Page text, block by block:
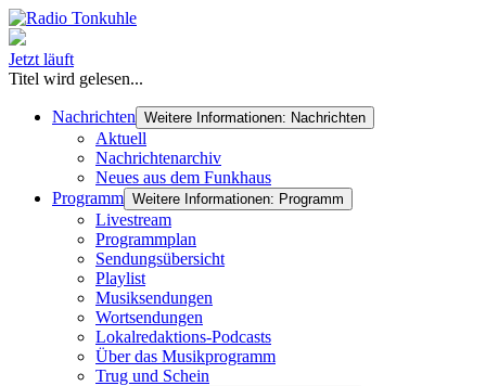
Jetzt läuft
Titel wird gelesen...
Nachrichten Weitere Informationen: Nachrichten
Aktuell
Nachrichtenarchiv
Neues aus dem Funkhaus
Programm Weitere Informationen: Programm
Livestream
Programmplan
Sendungsübersicht
Playlist
Musiksendungen
Wortsendungen
Lokalredaktions-Podcasts
Über das Musikprogramm
Trug und Schein